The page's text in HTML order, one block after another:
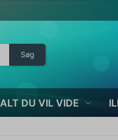
Søg
ALT DU VIL VIDE